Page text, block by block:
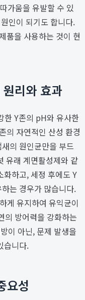
가움을 유발할 수 있
인이 되기도 합니다.
품을 사용하는 것이 현
리와 효과
한 Y존의 pH와 유사한
의 자연적인 산성 환경
의 원인균만을 부드
유래 계면활성제와 같
화하고, 세정 후에도 Y
는 경우가 많습니다.
게 유지하여 유익균이
의 방어력을 강화하는
이 아닌, 문제 발생을
습니다.
요성